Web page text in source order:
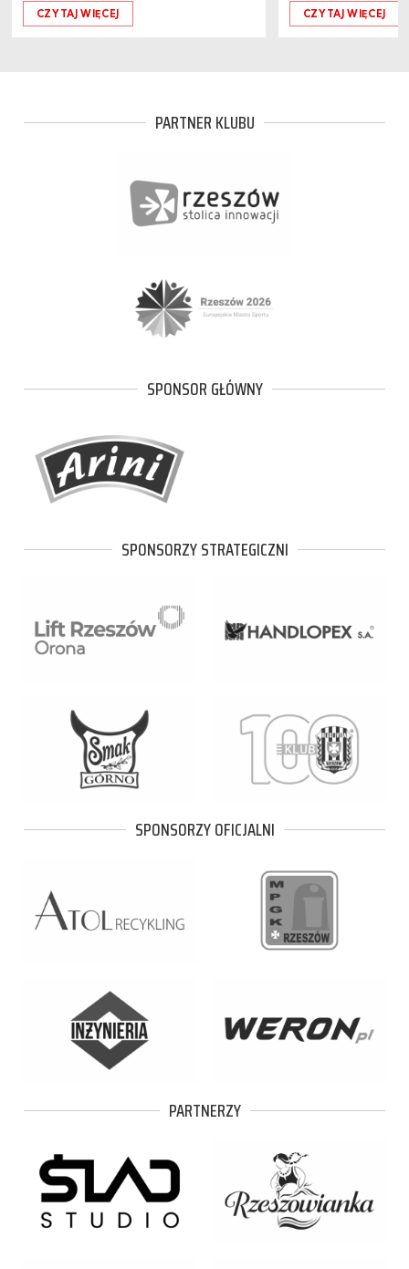
CZYTAJ WIĘCEJ CZYTAJ WIĘCEJ
PARTNER KLUBU
SPONSOR GŁÓWNY
SPONSORZY STRATEGICZNI
SPONSORZY OFICJALNI
PARTNERZY